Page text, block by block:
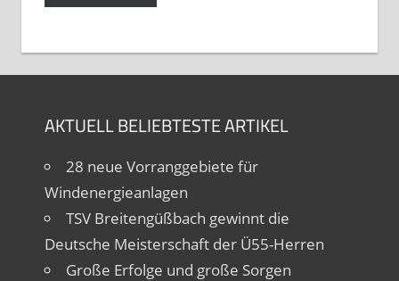
AKTUELL BELIEBTESTE ARTIKEL
28 neue Vorranggebiete für
Windenergieanlagen
TSV Breitengüßbach gewinnt die
Deutsche Meisterschaft der Ü55-Herren
Große Erfolge und große Sorgen